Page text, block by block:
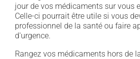
jour de vos médicaments sur vous
Celle-ci pourrait être utile si vous
professionnel de la santé ou faire
d'urgence.
Rangez vos médicaments hors de